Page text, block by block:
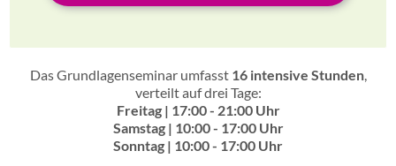
Das Grundlagenseminar umfasst 16 intensive Stunden,
verteilt auf drei Tage:
Freitag | 17:00 - 21:00 Uhr
Samstag | 10:00 - 17:00 Uhr
Sonntag | 10:00 - 17:00 Uhr